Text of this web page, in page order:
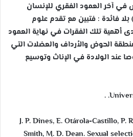
في آخر العمود الفقري للإنسان
بلا فائدة : فتبين مع تقدم علوم
أهمية تلك الفقرات في نهاية العمود
الحوض والأرداف والعضلات التي
عند الولادة في الإناث وتوسيع
J. P. Dines, E. Otárola-Castillo, P.
Smith, M. D. Dean. Sexual